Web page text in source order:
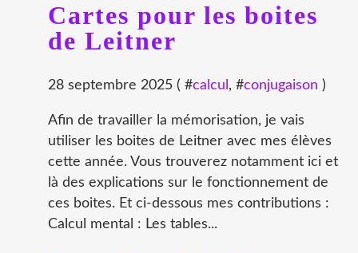
Cartes pour les boites
de Leitner
28 septembre 2025 ( #calcul , #conjugaison )
Afin de travailler la mémorisation, je vais
utiliser les boites de Leitner avec mes élèves
cette année. Vous trouverez notamment ici et
là des explications sur le fonctionnement de
ces boites. Et ci-dessous mes contributions :
Calcul mental : Les tables...